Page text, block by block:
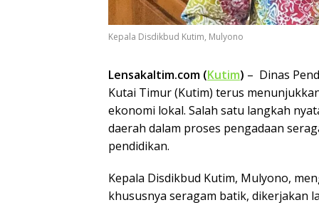
Kepala Disdikbud Kutim, Mulyono
Lensakaltim.com (Kutim) – Dinas
Kutai Timur (Kutim) terus
ekonomi lokal. Salah satu langkah
daerah dalam proses pengadaan
pendidikan.
Kepala Disdikbud Kutim, Mulyono,
khususnya seragam batik, dikerjakan